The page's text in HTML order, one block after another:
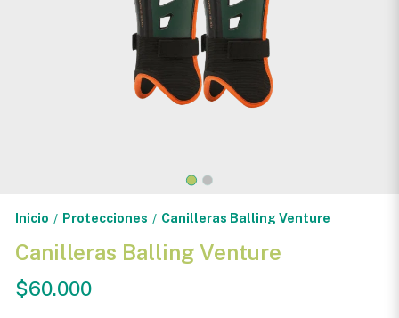
Inicio / Protecciones / Canilleras Balling Venture
Canilleras Balling Venture
$60.000